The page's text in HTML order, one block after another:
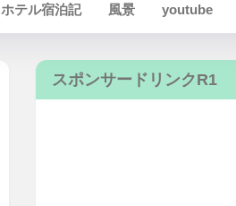
ホテル宿泊記 風景 youtube
スポンサードリンクR1